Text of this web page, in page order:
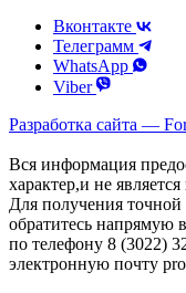
Вконтакте
Телеграмм
WhatsApp
Viber
Разработка сайта —
Вся информация
характер,и не
Для получения
обратитесь напрямую
по телефону 8 (3022)
электронную почту